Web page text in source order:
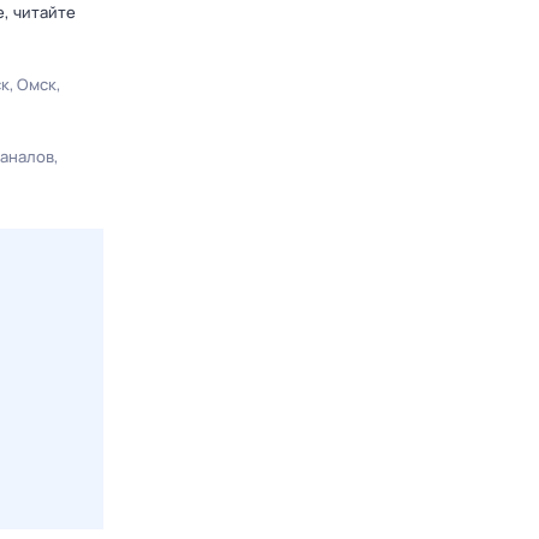
читайте
Омск